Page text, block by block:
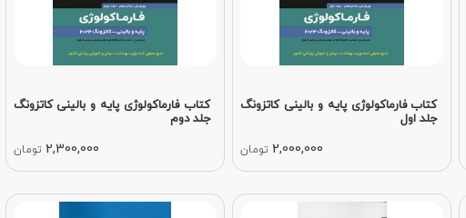
کتاب فارماکولوژی پایه و بالینی کاتزونگ
جلد اول
2,000,000 تومان
کتاب فارماکولوژی پایه و بالینی کاتزونگ
جلد دوم
2,300,000 تومان